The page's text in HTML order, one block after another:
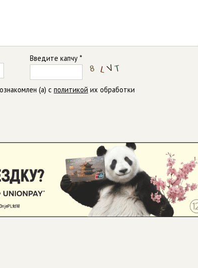
Введите капчу *
(а) с политикой их обработки